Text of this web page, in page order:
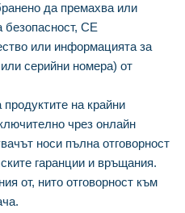
да премахва или
CE
или информацията за
серийни номера) от
на крайни
чрез онлайн
носи пълна отговорност
гаранции и връщания.
от, нито отговорност към